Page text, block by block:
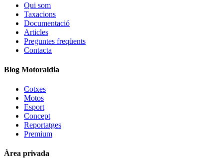
Qui som
Taxacions
Documentació
Articles
Preguntes freqüents
Contacta
Blog Motoraldia
Cotxes
Motos
Esport
Concept
Reportatges
Premium
Àrea privada